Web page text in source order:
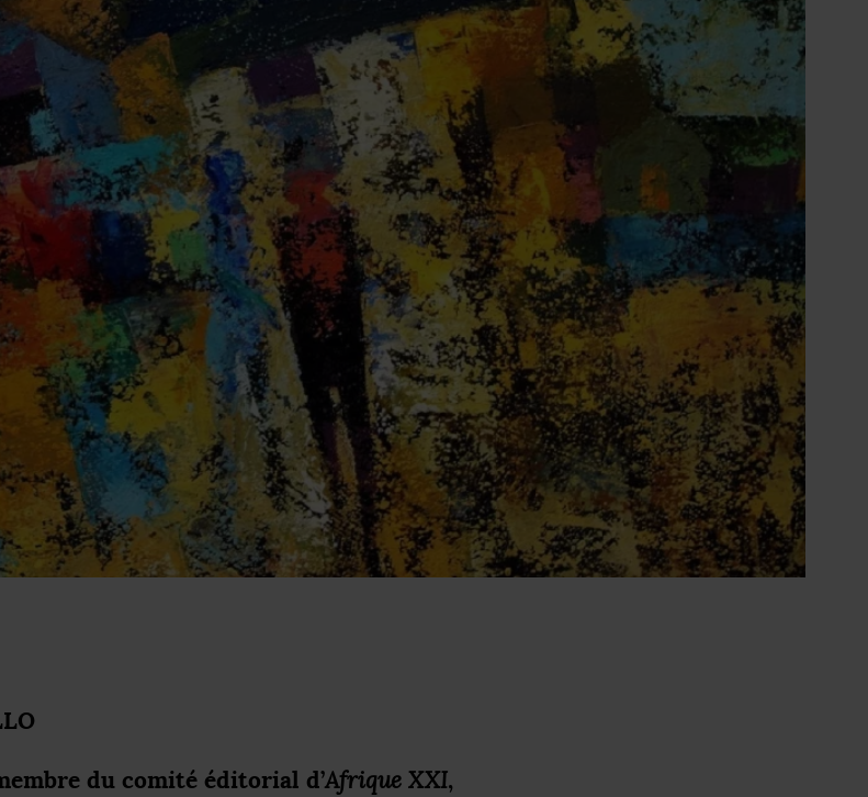
du comité éditorial d’Afrique XXI,